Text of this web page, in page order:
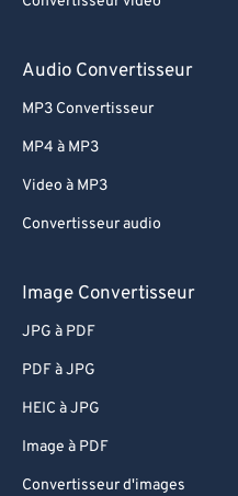
Audio Convertisseur
MP3 Convertisseur
MP4 à MP3
Video à MP3
Convertisseur audio
Image Convertisseur
JPG à PDF
PDF à JPG
HEIC à JPG
Image à PDF
Convertisseur d'images